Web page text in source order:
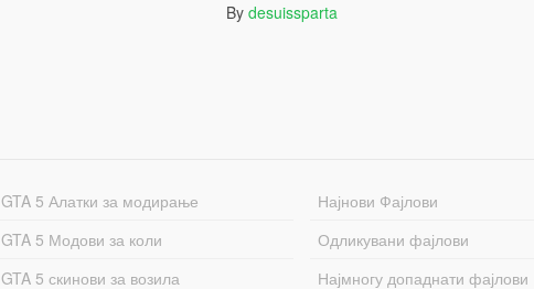
By desuissparta
GTA 5 Алатки за модирање
GTA 5 Модови за коли
GTA 5 скинови за возила
Најнови Фајлови
Одликувани фајлови
Најмногу допаднати фајлови